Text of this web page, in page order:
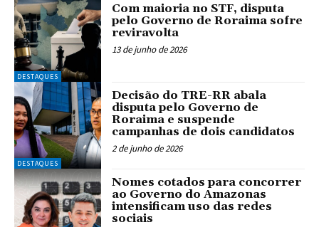
DESTAQUES
Com maioria no STF, disputa
pelo Governo de Roraima sofre
reviravolta
13 de junho de 2026
DESTAQUES
Decisão do TRE-RR abala
disputa pelo Governo de
Roraima e suspende
campanhas de dois candidatos
2 de junho de 2026
Nomes cotados para concorrer
ao Governo do Amazonas
intensificam uso das redes
sociais